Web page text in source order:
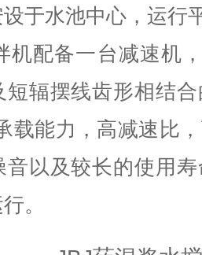
于水池中心，运行
机配备一台减速机
短辐摆线齿形相结
载能力，高减速比
音以及较长的使用
。